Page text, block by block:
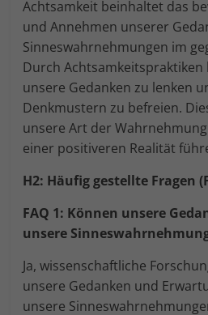
Achtsamkeit beinhaltet das
und Annehmen unserer
Sinneswahrnehmungen im
Durch
unsere Gedanken zu lenken
Denkmustern zu befreien.
unsere Art der
einer positiveren Realität
H2: Häufig gestellte Fragen
FAQ 1: Können unsere
unsere
Ja, wissenschaftliche
unsere Gedanken und
unsere